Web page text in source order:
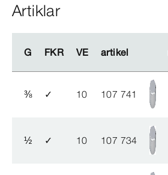
Artiklar
G FKR VE artikel
G FKR VE artikel
⅜ ✓ 10 107 741
½ ✓ 10 107 734